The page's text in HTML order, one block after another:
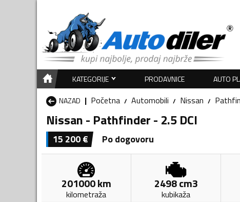
KATEGORIJE PRODAVNICE AUTO
NAZAD
Početna Automobili Nissan
Nissan - Pathfinder - 2.5 DCI
15 200€ Po dogovoru
201000km
kilometraža
2498cm3
kubikaža